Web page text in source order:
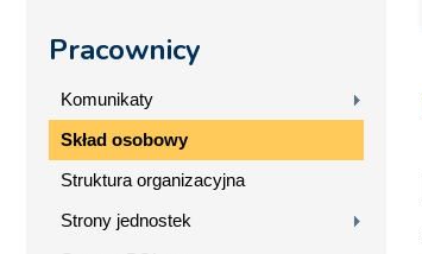
Pracownicy
Komunikaty
Skład osobowy
Struktura organizacyjna
Strony jednostek